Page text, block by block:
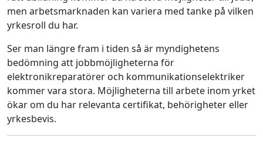
men arbetsmarknaden kan variera med tanke på vilken
yrkesroll du har.
Ser man längre fram i tiden så är myndighetens
bedömning att jobbmöjligheterna för
elektronikreparatörer och kommunikationselektriker
kommer vara stora. Möjligheterna till arbete inom yrket
ökar om du har relevanta certifikat, behörigheter eller
yrkesbevis.